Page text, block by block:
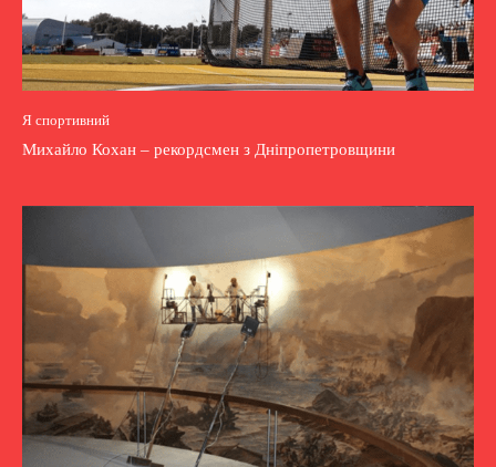
Я спортивний
Михайло Кохан – рекордсмен з Дніпропетровщини